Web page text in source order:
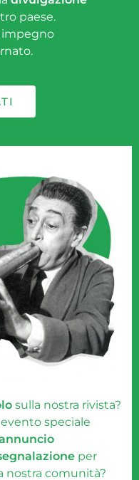
paese.
impegno
sulla nostra rivista?
speciale
per
nostra comunità?